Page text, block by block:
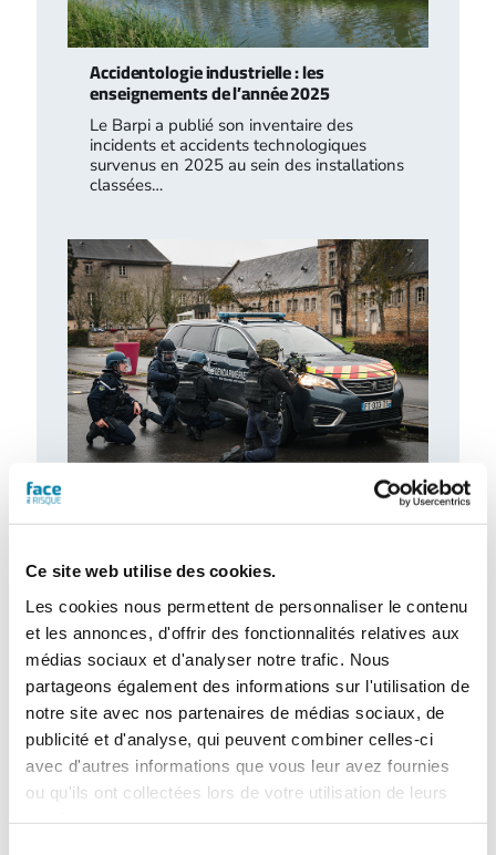
Ce site web utilise des cookies.
Les cookies nous permettent de personnaliser le contenu
et les annonces, d'offrir des fonctionnalités relatives aux
médias sociaux et d'analyser notre trafic. Nous
partageons également des informations sur l'utilisation de
notre site avec nos partenaires de médias sociaux, de
publicité et d'analyse, qui peuvent combiner celles-ci
avec d'autres informations que vous leur avez fournies
ou qu'ils ont collectées lors de votre utilisation de leurs
Accidentologie industrielle : les
enseignements de l’année 2025
Le Barpi a publié son inventaire des
incidents et accidents technologiques
survenus en 2025 au sein des installations
classées…
Retour d’expérience : exercice attentat au
CH de l’Estran
le 10 février 2026, un exercice attentat
terroriste de grande ampleur. Romain…